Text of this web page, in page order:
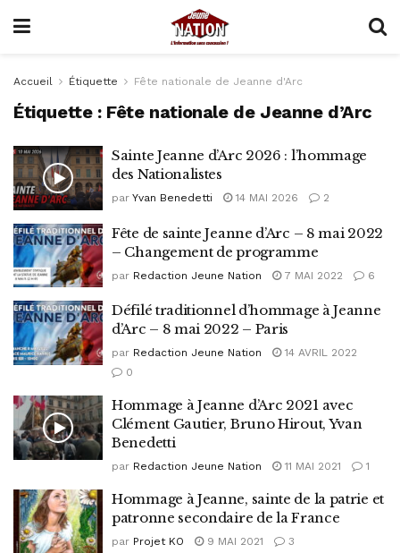
Accueil Étiquette Fête nationale de Jeanne d'Arc
Étiquette : Fête nationale de Jeanne d’Arc
Sainte Jeanne d’Arc 2026 : l’hommage
des Nationalistes
par Yvan Benedetti 14 MAI 2026 2
Fête de sainte Jeanne d’Arc – 8 mai 2022
– Changement de programme
par Redaction Jeune Nation 7 MAI 2022 6
Défilé traditionnel d’hommage à Jeanne
d’Arc – 8 mai 2022 – Paris
par Redaction Jeune Nation
14 AVRIL 2022
0
Hommage à Jeanne d’Arc 2021 avec
Clément Gautier, Bruno Hirout, Yvan
Benedetti
par Redaction Jeune Nation 11 MAI 2021 1
Hommage à Jeanne, sainte de la patrie et
patronne secondaire de la France
par Projet KO 9 MAI 2021 3